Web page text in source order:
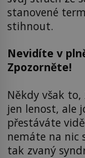
stanovené
stihnout.
Nevidíte v
Zpozorněte!
Někdy však to,
jen lenost, ale
přestáváte
nemáte na nic
tak zvaný